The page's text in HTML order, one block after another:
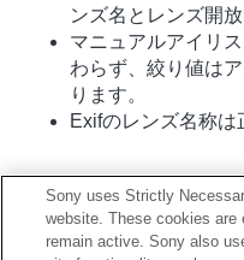
ンズ名とレンズ開
マニュアルアイリ
わらず、絞り値は
ります。
Exifのレンズ名称は
Sony uses Strictly
website. These cookies are
remain active. Sony also